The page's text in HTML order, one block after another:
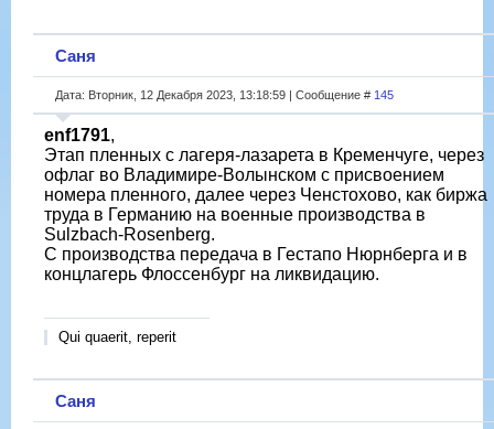
Саня
Дата: Вторник, 12 Декабря 2023, 13:18:59 | Сообщение # 145
enf1791,
Этап пленных с лагеря-лазарета в Кременчуге, через
офлаг во Владимире-Волынском с присвоением
номера пленного, далее через Ченстохово, как биржа
труда в Германию на военные производства в
Sulzbach-Rosenberg.
С производства передача в Гестапо Нюрнберга и в
концлагерь Флоссенбург на ликвидацию.
Qui quaerit, reperit
Саня